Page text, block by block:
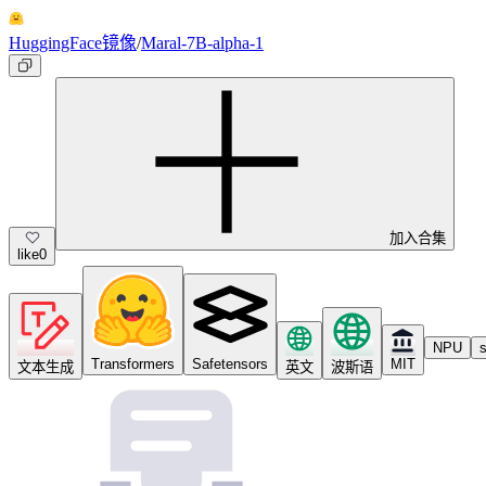
HuggingFace镜像/Maral-7B-alpha-1
like0
加入合集
文本生成 Transformers Safetensors 英文 波斯语 MIT
NPU